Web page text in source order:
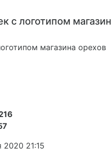
с логотипом
магазина орехов
2020 21:15